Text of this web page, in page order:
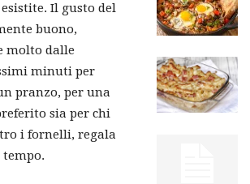
Il gusto del
buono,
molto dalle
minuti per
pranzo, per una
sia per chi
i fornelli, regala